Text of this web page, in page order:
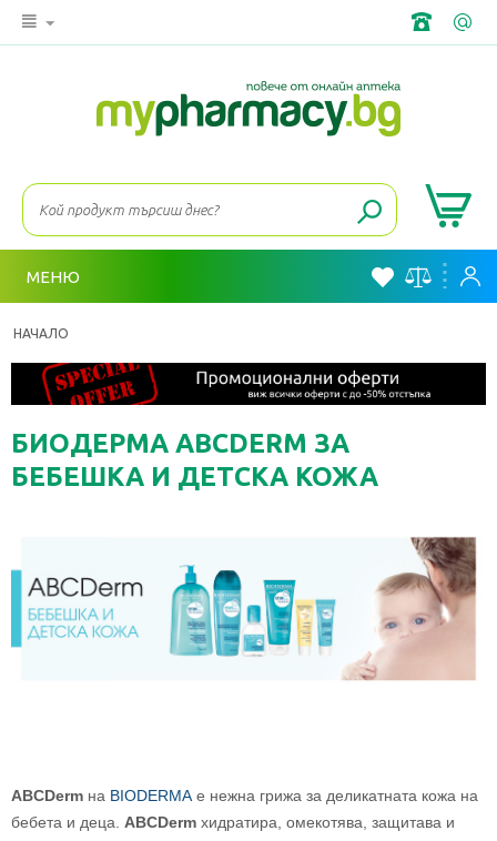
МЕНЮ
НАЧАЛО
БИОДЕРМА ABCDERM ЗА
БЕБЕШКА И ДЕТСКА КОЖА
ABCDerm на BIODERMA е нежна грижа за деликатната кожа на
бебета и деца. ABCDerm хидратира, омекотява, защитава и